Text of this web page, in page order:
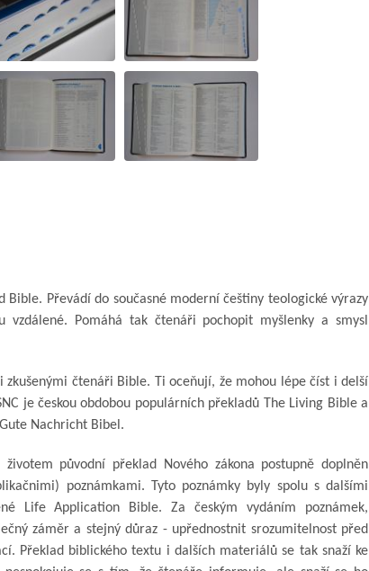
Převádí do současné moderní češtiny teologické výrazy
Pomáhá tak čtenáři pochopit myšlenky a smysl
čtenáři Bible. Ti oceňují, že mohou lépe číst i delší
je českou obdobou populárních překladů The Living Bible a
Nachricht Bibel.
původní překlad Nového zákona postupně doplněn
poznámkami. Tyto poznámky byly spolu s dalšími
Life Application Bible. Za českým vydáním poznámek,
záměr a stejný důraz - upřednostnit srozumitelnost před
Překlad biblického textu i dalších materiálů se tak snaží ke